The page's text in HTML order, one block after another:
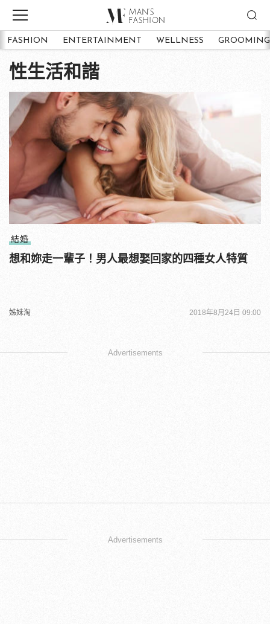
FASHION ENTERTAINMENT WELLNESS GROOMING
性生活和諧
結婚
想和妳走一輩子！男人最想娶回家的四種女人特質
姊妹淘 2018年8月24日 09:00
Advertisements
Advertisements